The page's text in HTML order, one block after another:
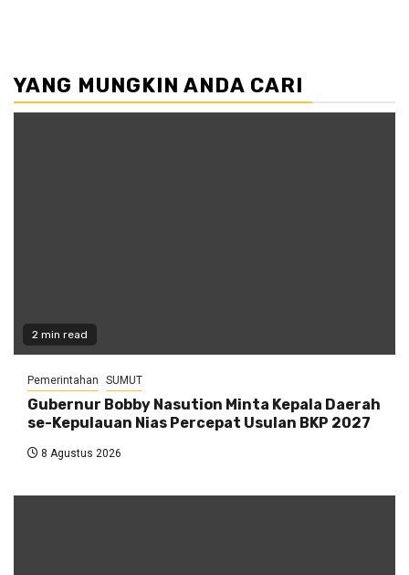
YANG MUNGKIN ANDA CARI
2 min read
Pemerintahan SUMUT
Gubernur Bobby Nasution Minta Kepala Daerah
se-Kepulauan Nias Percepat Usulan BKP 2027
8 Agustus 2026